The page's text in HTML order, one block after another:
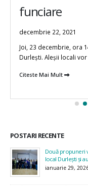
funciare
decembrie 22, 2021
Joi, 23 decembrie, ora
Durlești. Aleșii locali
Citeste Mai Mult
POSTARI RECENTE
Două propuneri
local Durlești și
ianuarie 29,